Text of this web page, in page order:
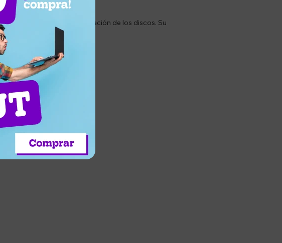
de traba para la fijación de los discos. Su